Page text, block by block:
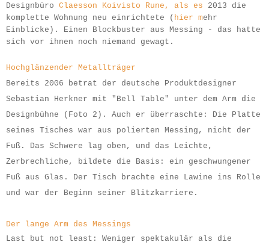
Designbüro Claesson Koivisto Rune, als es 2013 die
komplette Wohnung neu einrichtete ( hier mehr
Einblicke). Einen Blockbuster aus Messing - das hatte
sich vor ihnen noch niemand gewagt.
Hochglänzender Metallträger
Bereits 2006 betrat der deutsche Produktdesigner
Sebastian Herkner mit "Bell Table" unter dem Arm die
Designbühne (Foto 2). Auch er überraschte: Die Platte
seines Tisches war aus polierten Messing, nicht der
Fuß. Das Schwere lag oben, und das Leichte,
Zerbrechliche, bildete die Basis: ein geschwungener
Fuß aus Glas. Der Tisch brachte eine Lawine ins Rolle
und war der Beginn seiner Blitzkarriere.
Der lange Arm des Messings
Last but not least: Weniger spektakulär als die